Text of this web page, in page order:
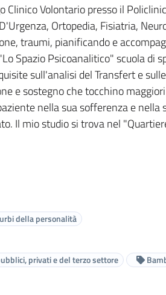
Volontario presso il
Ortopedia, Fisiatria,
traumi, pianificando e
Spazio Psicoanalitico" scuola di
sull'analisi del Transfert e
e sostegno che tocchino
nella sua sofferenza e nella
Il mio studio si trova nel
della personalità
privati e del terzo settore